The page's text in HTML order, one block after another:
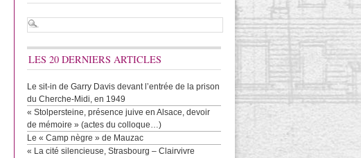
LES 20 DERNIERS ARTICLES
Le sit-in de Garry Davis devant l’entrée de la prison
du Cherche-Midi, en 1949
« Stolpersteine, présence juive en Alsace, devoir
de mémoire » (actes du colloque…)
Le « Camp nègre » de Mauzac
« La cité silencieuse, Strasbourg – Clairvivre